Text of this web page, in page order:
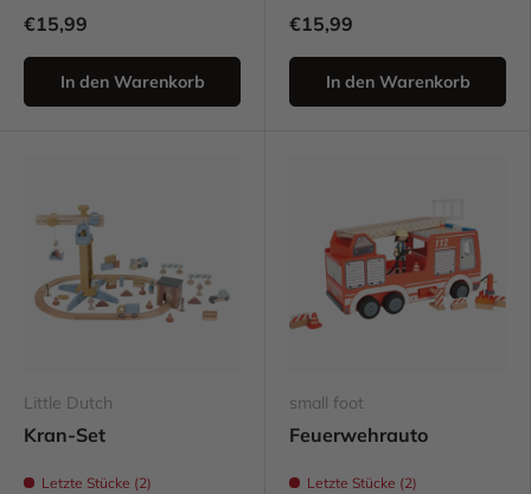
€15,99
In den Warenkorb
€15,99
In den Warenkorb
Little Dutch
Kran-Set
Letzte Stücke (2)
small foot
Feuerwehrauto
Letzte Stücke (2)